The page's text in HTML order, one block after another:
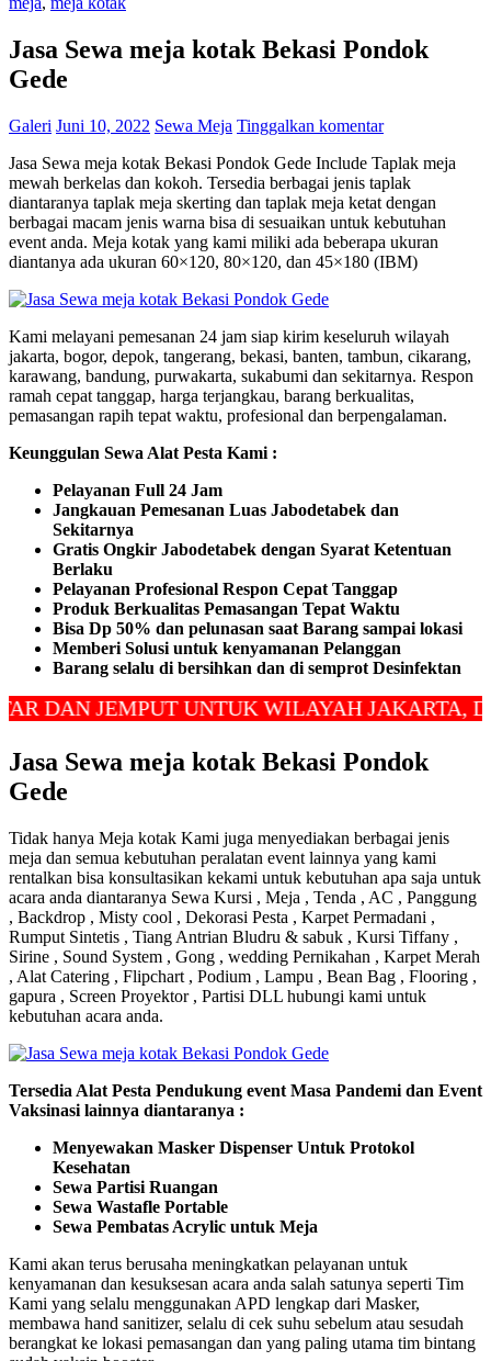
Jasa Sewa meja kotak Bekasi Pondok
Gede
Galeri Juni 10, 2022 Sewa Meja Tinggalkan komentar
Jasa Sewa meja kotak Bekasi Pondok Gede Include Taplak meja
mewah berkelas dan kokoh. Tersedia berbagai jenis taplak
diantaranya taplak meja skerting dan taplak meja ketat dengan
berbagai macam jenis warna bisa di sesuaikan untuk kebutuhan
event anda. Meja kotak yang kami miliki ada beberapa ukuran
diantanya ada ukuran 60×120, 80×120, dan 45×180 (IBM)
Kami melayani pemesanan 24 jam siap kirim keseluruh wilayah
jakarta, bogor, depok, tangerang, bekasi, banten, tambun, cikarang,
karawang, bandung, purwakarta, sukabumi dan sekitarnya. Respon
ramah cepat tanggap, harga terjangkau, barang berkualitas,
pemasangan rapih tepat waktu, profesional dan berpengalaman.
Keunggulan Sewa Alat Pesta Kami :
Pelayanan Full 24 Jam
Jangkauan Pemesanan Luas Jabodetabek dan
Sekitarnya
Gratis Ongkir Jabodetabek dengan Syarat Ketentuan
Berlaku
Pelayanan Profesional Respon Cepat Tanggap
Produk Berkualitas Pemasangan Tepat Waktu
Bisa Dp 50% dan pelunasan saat Barang sampai lokasi
Memberi Solusi untuk kenyamanan Pelanggan
Barang selalu di bersihkan dan di semprot Desinfektan
JEMPUT UNTUK WILAYAH JAKARTA,
Jasa Sewa meja kotak Bekasi Pondok
Gede
Tidak hanya Meja kotak Kami juga menyediakan berbagai jenis
meja dan semua kebutuhan peralatan event lainnya yang kami
rentalkan bisa konsultasikan kekami untuk kebutuhan apa saja untuk
acara anda diantaranya Sewa Kursi , Meja , Tenda , AC , Panggung
, Backdrop , Misty cool , Dekorasi Pesta , Karpet Permadani ,
Rumput Sintetis , Tiang Antrian Bludru & sabuk , Kursi Tiffany ,
Sirine , Sound System , Gong , wedding Pernikahan , Karpet Merah
, Alat Catering , Flipchart , Podium , Lampu , Bean Bag , Flooring ,
gapura , Screen Proyektor , Partisi DLL hubungi kami untuk
kebutuhan acara anda.
Tersedia Alat Pesta Pendukung event Masa Pandemi dan Event
Vaksinasi lainnya diantaranya :
Menyewakan Masker Dispenser Untuk Protokol
Kesehatan
Sewa Partisi Ruangan
Sewa Wastafle Portable
Sewa Pembatas Acrylic untuk Meja
Kami akan terus berusaha meningkatkan pelayanan untuk
kenyamanan dan kesuksesan acara anda salah satunya seperti Tim
Kami yang selalu menggunakan APD lengkap dari Masker,
membawa hand sanitizer, selalu di cek suhu sebelum atau sesudah
berangkat ke lokasi pemasangan dan yang paling utama tim bintang